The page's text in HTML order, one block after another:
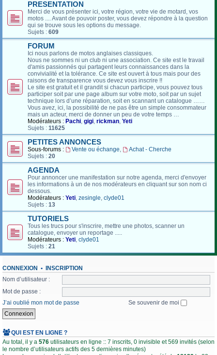
PRESENTATION
Merci de vous présenter ici, votre région, votre vie de motard, vos
motos .... Avant de pouvoir poster, vous devez répondre à la question
qui se trouve sous les options du message.
Sujets : 609
FORUM
Ici nous parlons de motos anglaises classiques.
Nous ne sommes ni un club ni une association. Ce site est le travail
d'amis passionnés qui partagent leurs connaissances dans la
convivialité et la tolérance. Ce site est ouvert à tous mais pour des
raisons de transparence vous devez vous inscrire !!
Le site est gratuit et il grandit si chacun participe, vous pouvez tous
participer soit par une page album sur votre moto, soit par un sujet
technique lors d’une réparation, soit en scannant un catalogue ……
Vous avez, ici, la possibilité de ne pas être un simple consommateur
mais un acteur, merci de donner un peu de votre temps …
Modérateurs : Pachi, gigi, rickman, Yeti
Sujets : 11625
PETITES ANNONCES
Sous-forums : Vente ou échange,
Achat - Cherche
Sujets : 20
AGENDA
Pour annoncer une manifestation sur notre agenda, merci d'envoyer
les informations à un de nos modérateurs en cliquant sur son nom ci
dessous.
Modérateurs : Yeti, zesingle, clyde01
Sujets : 13
TUTORIELS
Tous les trucs pour s'inscrire, mettre une photos, scanner un
catalogue, envoyer un reportage .....
Modérateurs : Yeti, clyde01
Sujets : 21
CONNEXION • INSCRIPTION
Nom d’utilisateur :
Mot de passe :
J’ai oublié mon mot de passe
Se souvenir de moi
QUI EST EN LIGNE ?
Au total, il y a 576 utilisateurs en ligne :: 7 inscrits, 0 invisible et 569 invités (selon
le nombre d’utilisateurs actifs des 5 dernières minutes)